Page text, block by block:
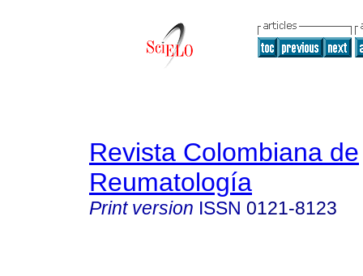
Revista Colombiana de
Reumatología
Print version ISSN 0121-8123